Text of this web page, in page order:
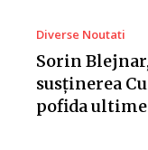
Diverse Noutati
Sorin
susținerea
pofida